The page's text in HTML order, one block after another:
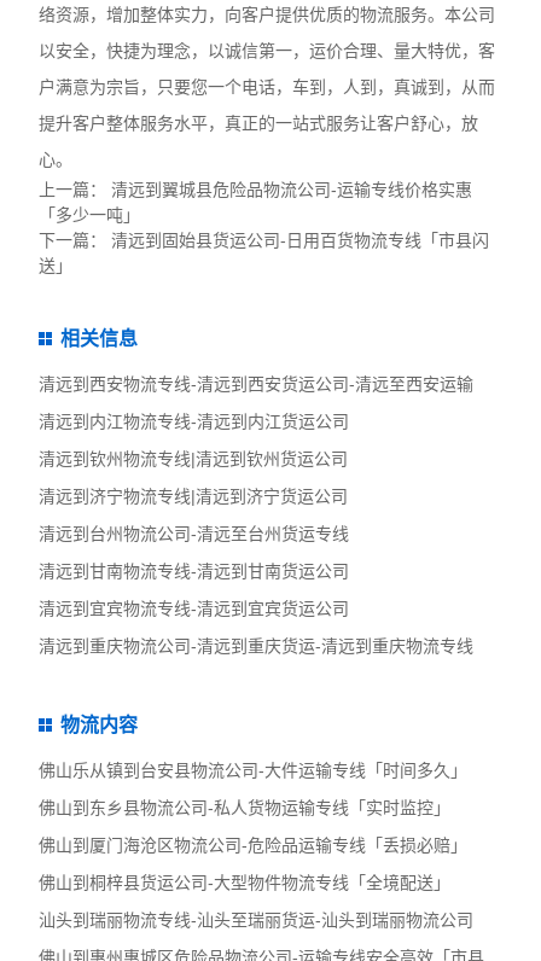
络资源，增加整体实力，向客户提供优质的物流服务。本公司
以安全，快捷为理念，以诚信第一，运价合理、量大特优，客
户满意为宗旨，只要您一个电话，车到，人到，真诚到，从而
提升客户整体服务水平，真正的一站式服务让客户舒心，放
心。
上一篇：清远到翼城县危险品物流公司-运输专线价格实惠
「多少一吨」
下一篇：清远到固始县货运公司-日用百货物流专线「市县闪
送」
相关信息
清远到西安物流专线-清远到西安货运公司-清远至西安运输
清远到内江物流专线-清远到内江货运公司
清远到钦州物流专线|清远到钦州货运公司
清远到济宁物流专线|清远到济宁货运公司
清远到台州物流公司-清远至台州货运专线
清远到甘南物流专线-清远到甘南货运公司
清远到宜宾物流专线-清远到宜宾货运公司
清远到重庆物流公司-清远到重庆货运-清远到重庆物流专线
物流内容
佛山乐从镇到台安县物流公司-大件运输专线「时间多久」
佛山到东乡县物流公司-私人货物运输专线「实时监控」
佛山到厦门海沧区物流公司-危险品运输专线「丢损必赔」
佛山到桐梓县货运公司-大型物件物流专线「全境配送」
汕头到瑞丽物流专线-汕头至瑞丽货运-汕头到瑞丽物流公司